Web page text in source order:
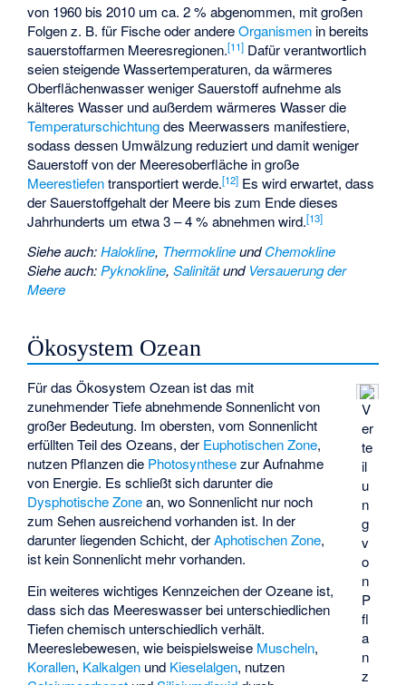
von 1960 bis 2010 um ca. 2 % abgenommen, mit großen
Folgen z. B. für Fische oder andereOrganismen in bereits
sauerstoffarmen Meeresregionen.[11] Dafür verantwortlich
seien steigende Wassertemperaturen, da wärmeres
Oberflächenwasser weniger Sauerstoff aufnehme als
kälteres Wasser und außerdem wärmeres Wasser die
Temperaturschichtungdes Meerwassers manifestiere,
sodass dessen Umwälzung reduziert und damit weniger
Sauerstoff von der Meeresoberfläche in große
Meerestiefentransportiert werde.[12] Es wird erwartet, dass
der Sauerstoffgehalt der Meere bis zum Ende dieses
Jahrhunderts um etwa 3 – 4 % abnehmen wird.[13]
Siehe auch:Halokline, ThermoklineundChemokline
Siehe auch:Pyknokline,Salinitätund Versauerung der
Meere
Ökosystem Ozean
V
er
te
il
u
n
g
v
o
n
P
fl
a
n
z
Für das Ökosystem Ozean ist das mit
zunehmender Tiefe abnehmende Sonnenlicht von
großer Bedeutung. Im obersten, vom Sonnenlicht
erfüllten Teil des Ozeans, der Euphotischen Zone,
nutzen Pflanzen die Photosynthesezur Aufnahme
von Energie. Es schließt sich darunter die
Dysphotische Zonean, wo Sonnenlicht nur noch
zum Sehen ausreichend vorhanden ist. In der
darunter liegenden Schicht, derAphotischen Zone,
ist kein Sonnenlicht mehr vorhanden.
Ein weiteres wichtiges Kennzeichen der Ozeane ist,
dass sich das Meereswasser bei unterschiedlichen
Tiefen chemisch unterschiedlich verhält.
Meereslebewesen, wie beispielsweise Muscheln,
Korallen, Kalkalgen und Kieselalgen, nutzen